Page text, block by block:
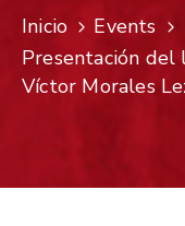
Inicio
Events
Presentación del
Víctor Morales